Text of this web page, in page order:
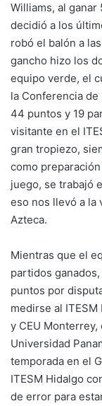
Williams, al
decidió a los
robó el balón a
gancho hizo los
equipo verde, el
la Conferencia de
44 puntos y 19
visitante en el
gran tropiezo,
como
juego, se trabajó
eso nos llevó a la
Azteca.
Mientras que el
partidos
puntos por
medirse al
y CEU
Universidad
temporada en el
ITESM Hidalgo
de error para